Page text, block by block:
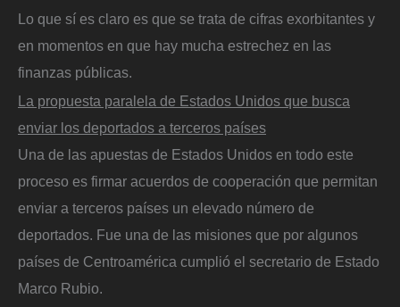
Lo que sí es claro es que se trata de cifras exorbitantes y
en momentos en que hay mucha estrechez en las
finanzas públicas.
La propuesta paralela de Estados Unidos que busca
enviar los deportados a terceros países
Una de las apuestas de Estados Unidos en todo este
proceso es firmar acuerdos de cooperación que permitan
enviar a terceros países un elevado número de
deportados. Fue una de las misiones que por algunos
países de Centroamérica cumplió el secretario de Estado
Marco Rubio.